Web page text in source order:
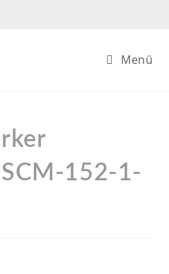
Menü
152-1-